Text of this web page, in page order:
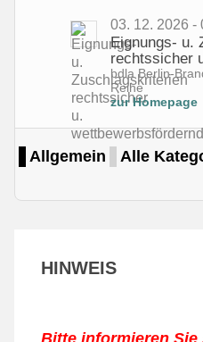
03. 12. 2026 -
Eignungs- u.
rechtssicher
bdla Berlin-
Reihe
zur Homepage
Allgemein Alle
HINWEIS